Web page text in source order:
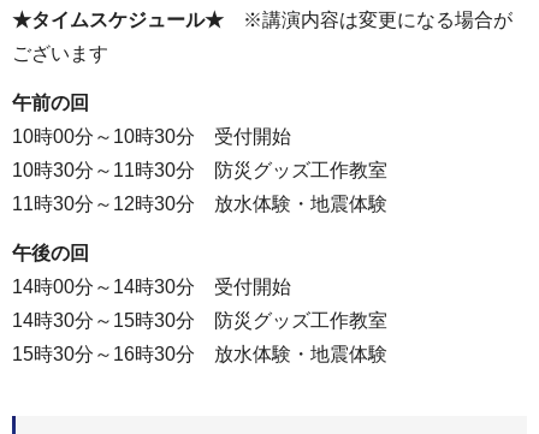
★タイムスケジュール★ ※講演内容は変更になる場合が
ございます
午前の回
10時00分～10時30分 受付開始
10時30分～11時30分 防災グッズ工作教室
11時30分～12時30分 放水体験・地震体験
午後の回
14時00分～14時30分 受付開始
14時30分～15時30分 防災グッズ工作教室
15時30分～16時30分 放水体験・地震体験